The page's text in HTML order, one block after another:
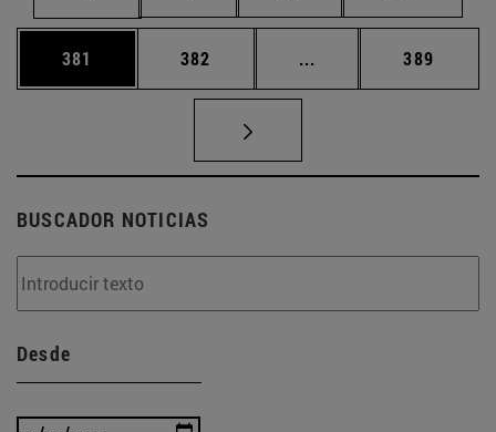
Página
381 Página
382 ... Páginas intermedias
Página
389
BUSCADOR NOTICIAS
Desde